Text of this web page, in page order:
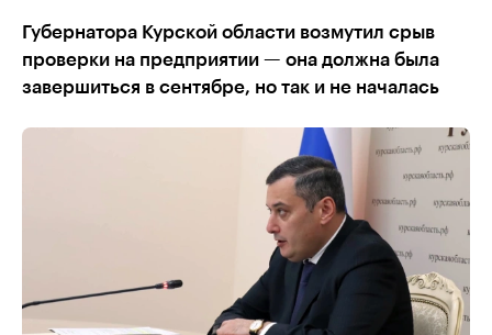
Губернатора Курской области возмутил срыв
проверки на предприятии — она должна была
завершиться в сентябре, но так и не началась